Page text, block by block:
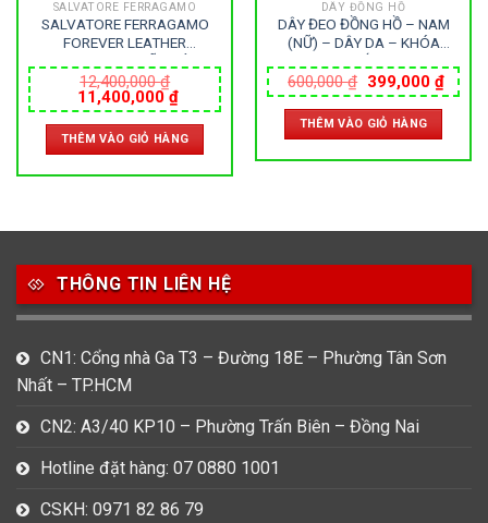
SALVATORE FERRAGAMO
SALVATORE FERRAGAMO
FOREVER LEATHER
SAPPHIRE – DÂY DA – PIN –
SIZE 28MM – MÁY ITALIA
12,400,000₫
Giá
gốc
là:
12,400,000 ₫.
11,400,000₫Giá
hiện
tại
là:
11,400,000 ₫.
THÊM VÀO GIỎ HÀNG
DÂY ĐỒNG HỒ
DÂY ĐEO ĐỒNG HỒ – NAM
(NỮ) – DÂY DA – KHÓA
600,000₫ Giá
gốc
là:
600,000 ₫.
399,000 ₫Giá
hiện
THÊM VÀO GIỎ HÀNG
THÔNG TIN LIÊN HỆ
CN1: Cổng nhà Ga T3 – Đường 18E – Phường Tân Sơn
Nhất – TP.HCM
CN2: A3/40 KP10 – Phường Trấn Biên – Đồng Nai
Hotline đặt hàng: 07 0880 1001
CSKH: 0971 82 86 79